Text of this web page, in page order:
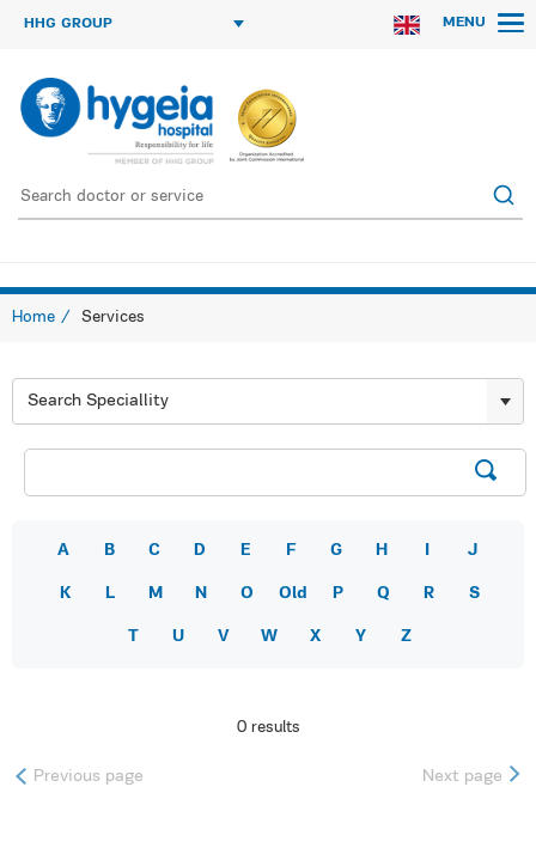
HHG GROUP MENU
Home Services
Search Speciallity
A B C D E F G H I J
K L M N O Old P Q R S
T U V W X Y Z
0 results
Previous page Next page